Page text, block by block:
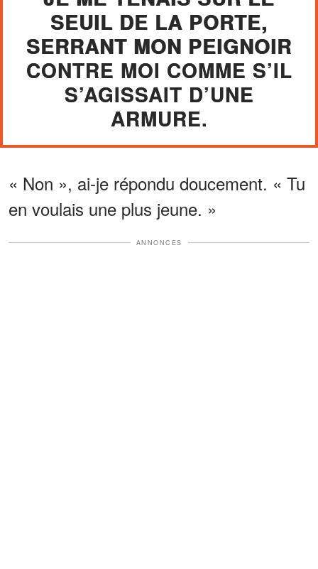
SEUIL DE LA PORTE,
SERRANT MON PEIGNOIR
CONTRE MOI COMME S’IL
S’AGISSAIT D’UNE
ARMURE.
« Non », ai-je répondu doucement. « Tu
en voulais une plus jeune. »
ANNONCES